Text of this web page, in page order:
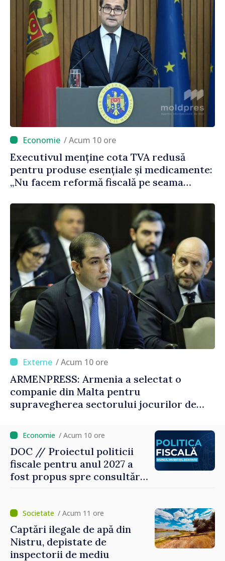
/ Acum 10 ore
Executivul menține cota TVA redusă
pentru produse esențiale și medicamente:
„Nu facem reformă fiscală pe seama
/ Acum 10 ore
ARMENPRESS: Armenia a selectat o
companie din Malta pentru
supravegherea sectorului jocurilor de
/ Acum 10 ore
DOC // Proiectul politicii
fiscale pentru anul 2027 a
fost propus spre consultări
/ Acum 11 ore
Captări ilegale de apă din
Nistru, depistate de
inspectorii de mediu